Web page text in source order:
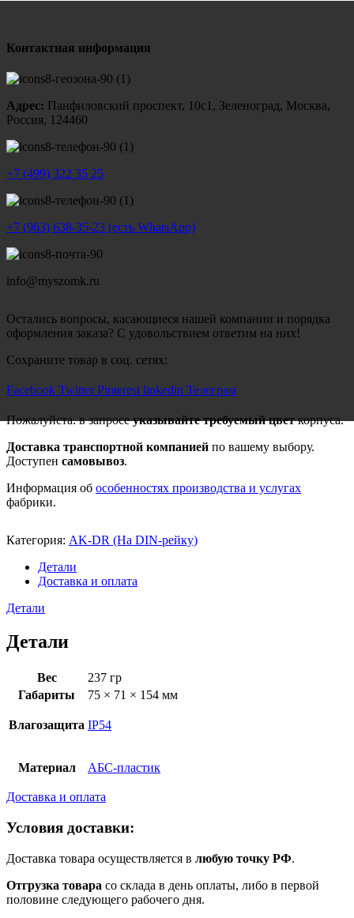
Контактная информация
Адрес: Панфиловский проспект, 10с1, Зеленоград, Москва,
Россия, 124460
+7 (499) 322 35 25
+7 (963) 638-35-23 (есть WhatsApp)
info@myszomk.ru
Остались вопросы, касающиеся нашей компании и порядка
оформления заказа? С удовольствием ответим на них!
Сохраните товар в соц. сетях:
Facebook Twitter Pinterest linkedin Телеграм
Пожалуйста. в запросеуказывайте требуемый цветкорпуса.
Доставка транспортной компанией по вашему выбору.
Доступен самовывоз.
Информация об особенностях производства и услугах
фабрики.
Категория: AK-DR (На DIN-рейку)
Детали
Доставка и оплата
Детали
Детали
Вес
237 гр
Габариты
75 × 71 × 154 мм
Влагозащита IP54
Материал АБС-пластик
Доставка и оплата
Условия доставки:
Доставка товара осуществляется в любую точку РФ.
Отгрузка товара со склада в день оплаты, либо в первой
половине следующего рабочего дня.